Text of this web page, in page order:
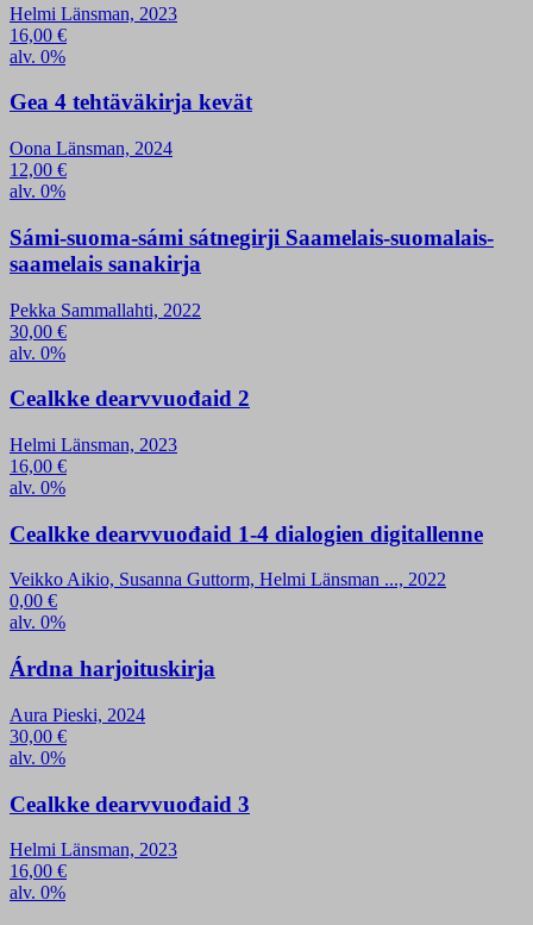
Helmi Länsman, 2023
16,00 €
alv. 0%
Gea 4 tehtäväkirja kevät
Oona Länsman, 2024
12,00 €
alv. 0%
Sámi-suoma-sámi sátnegirji Saamelais-suomalais-
saamelais sanakirja
Pekka Sammallahti, 2022
30,00 €
alv. 0%
Cealkke dearvvuođaid 2
Helmi Länsman, 2023
16,00 €
alv. 0%
Cealkke dearvvuođaid 1-4 dialogien digitallenne
Veikko Aikio, Susanna Guttorm, Helmi Länsman ..., 2022
0,00 €
alv. 0%
Árdna harjoituskirja
Aura Pieski, 2024
30,00 €
alv. 0%
Cealkke dearvvuođaid 3
Helmi Länsman, 2023
16,00 €
alv. 0%